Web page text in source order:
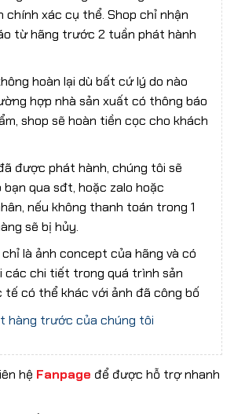
chính xác cụ thể. Shop chỉ nhận
từ hãng trước 2 tuần phát hành
hoàn lại dù bất cứ lý do nào
hợp nhà sản xuất có thông báo
shop sẽ hoàn tiền cọc cho khách
được phát hành, chúng tôi sẽ
qua sđt, hoặc zalo hoặc
nếu không thanh toán trong 1
sẽ bị hủy.
là ảnh concept của hãng và có
các chi tiết trong quá trình sản
có thể khác với ảnh đã công bố
hàng trước của chúng tôi
hệ Fanpage để được hỗ trợ nhanh